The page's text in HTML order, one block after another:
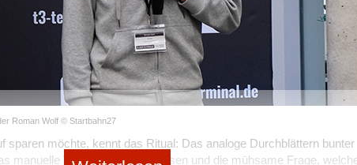
Roman Wolf © Startbahn27
sparen möchte, kennt das Ritual: Das analoge Durchblättern bunter
manuelle Vergleichen von Preisen und die mühsame Frage,